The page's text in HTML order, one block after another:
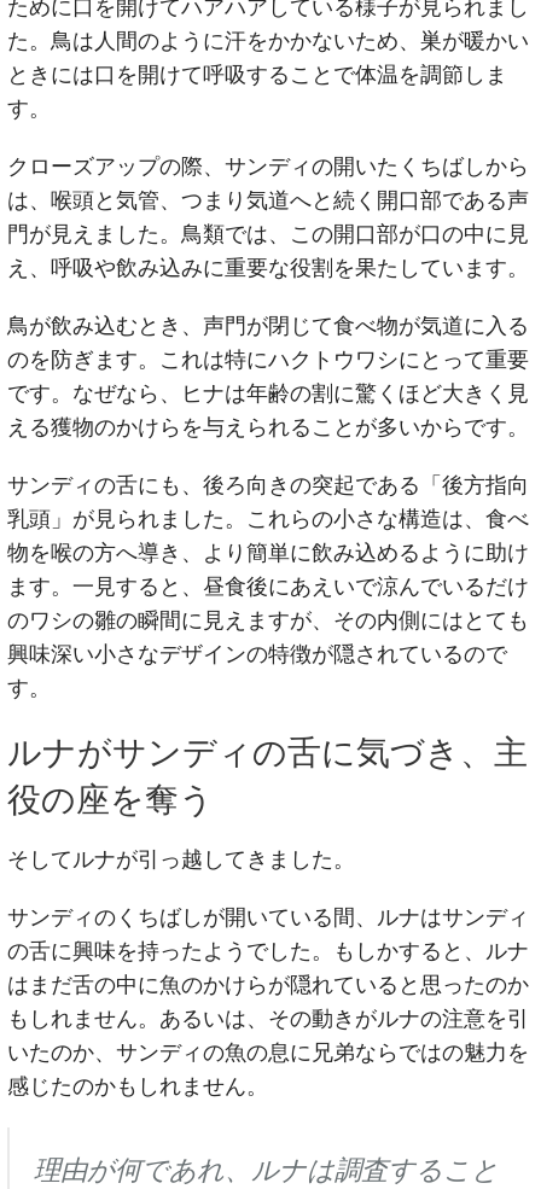
ために口を開けてハアハアしている様子が見られまし
た。鳥は人間のように汗をかかないため、巣が暖かい
ときには口を開けて呼吸することで体温を調節しま
す。
クローズアップの際、サンディの開いたくちばしから
は、喉頭と気管、つまり気道へと続く開口部である声
門が見えました。鳥類では、この開口部が口の中に見
え、呼吸や飲み込みに重要な役割を果たしています。
鳥が飲み込むとき、声門が閉じて食べ物が気道に入る
のを防ぎます。これは特にハクトウワシにとって重要
です。なぜなら、ヒナは年齢の割に驚くほど大きく見
える獲物のかけらを与えられることが多いからです。
サンディの舌にも、後ろ向きの突起である「後方指向
乳頭」が見られました。これらの小さな構造は、食べ
物を喉の方へ導き、より簡単に飲み込めるように助け
ます。一見すると、昼食後にあえいで涼んでいるだけ
のワシの雛の瞬間に見えますが、その内側にはとても
興味深い小さなデザインの特徴が隠されているので
す。
ルナがサンディの舌に気づき、主
役の座を奪う
そしてルナが引っ越してきました。
サンディのくちばしが開いている間、ルナはサンディ
の舌に興味を持ったようでした。もしかすると、ルナ
はまだ舌の中に魚のかけらが隠れていると思ったのか
もしれません。あるいは、その動きがルナの注意を引
いたのか、サンディの魚の息に兄弟ならではの魅力を
感じたのかもしれません。
理由が何であれ、ルナは調査すること